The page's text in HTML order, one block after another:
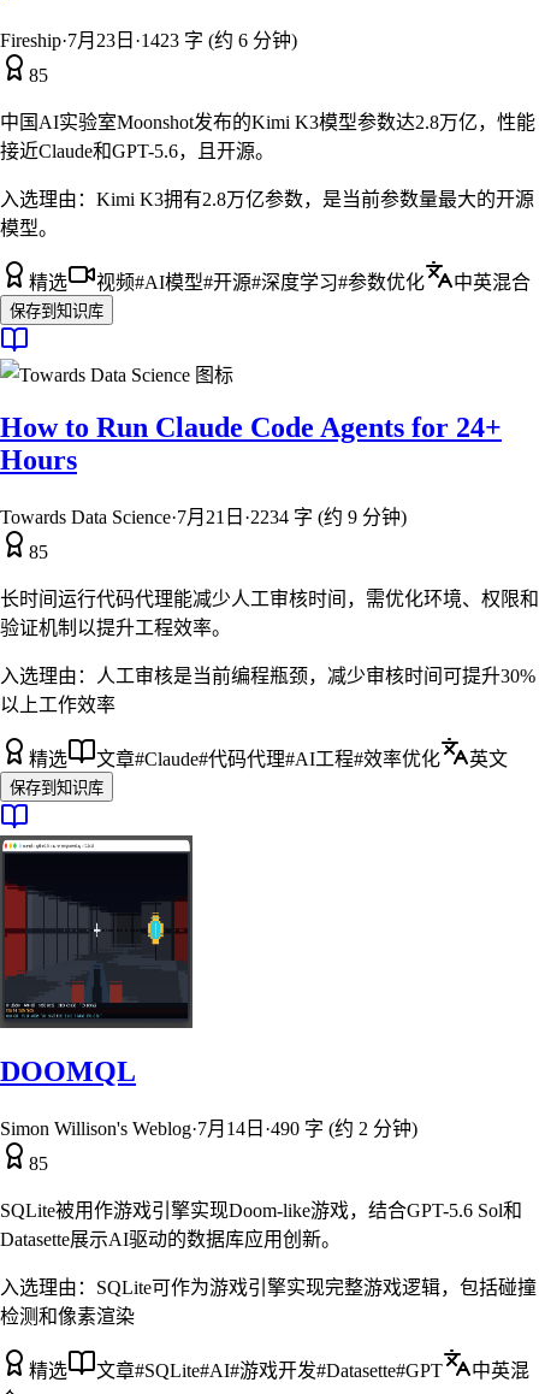
Fireship·7月23日 ·1423 字 (约 6 分钟)
85
中国AI实验室Moonshot发布的Kimi K3模型参数达2.8万亿，性能
接近Claude和GPT-5.6，且开源。
入选理由： Kimi K3拥有2.8万亿参数，是当前参数量最大的开源
模型。
精选 视频#AI模型#开源#深度学习#参数优化 中英混合
保存到知识库
How to Run Claude Code Agents for 24+
Hours
Towards Data Science·7月21日 ·2234 字 (约 9 分钟)
85
长时间运行代码代理能减少人工审核时间，需优化环境、权限和
验证机制以提升工程效率。
入选理由：
人工审核是当前编程瓶颈，减少审核时间可提升30%
以上工作效率
精选 文章#Claude#代码代理#AI工程#效率优化 英文
保存到知识库
DOOMQL
Simon Willison's Weblog·7月14日 ·490 字 (约 2 分钟)
85
SQLite被用作游戏引擎实现Doom-like游戏，结合GPT-5.6 Sol和
Datasette展示AI驱动的数据库应用创新。
入选理由： SQLite可作为游戏引擎实现完整游戏逻辑，包括碰撞
检测和像素渲染
精选 文章#SQLite#AI#游戏开发#Datasette#GPT
中英混